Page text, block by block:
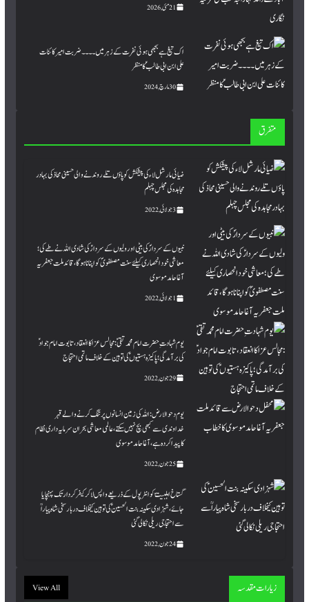
21 مئی, 2026
اک تیغ ہے بجھی ہوئی نفرت کے زہر میں۔۔۔۔ ضربت امیر کائنات
علی ابن ابی طالبؑ کا منظر
30 مارچ, 2024
متفرق
ضیائی مارشل لاء کی پیشکش کو پاؤں تلے روندنے والی حسینی محاذ کی بہادر
مجاہدہ کی مجلس چہلم
3 جولائی, 2022
نبیوں کے سردارؐ کی بیٹی اور ولیوں کے سردارؑکی شادی اللہ نے طے کی؛
معاشی خود انحصاری کیلئے سنت مصطفویؐ کو اپنانا ہوگا، قائد ملت جعفریہ
آغا حامد موسوی
1 جولائی, 2022
یوم شہادت ِحضرت امام محمد تقی ؑ : مجالس عزا کا انعقاد، تابوت امام جواد ؑ
کی بر آمدگی؛پاکیزہ ہستیوں ؑکی توہین کے خلاف ماتمی احتجاج
29 جون, 2022
یوم دحوالارض: اللہ کی زمین انسانوں پر تنگ کرنے والے قہر
خداوندی سے کبھی بچ نہیں سکتے، عالمی معاشی بحران سرمایہ داری نظام
کا پیدا کردہ ہے،آغا حامد موسوی
25 جون, 2022
گستاخ اہلبیتؑ کو انٹرپول کے ذریعے واپس لاکر کیفر کردار تک پہنچایا
جائے، شہزادی سکینہ بنت الحسین ؑ کی توہین کیخلاف دربار سخی شاہ پیاراؒ
سے احتجاجی ریلی نکالی گئی
24 جون, 2022
زیارات مقدسہ View All